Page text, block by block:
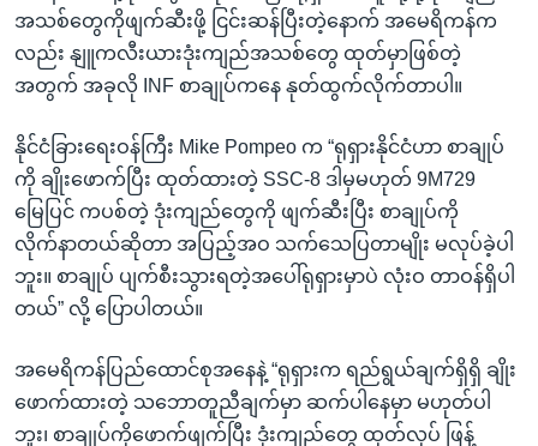
ကျော်
အသစ်တွေကိုဖျက်ဆီးဖို့ ငြင်းဆန်ပြီးတဲ့နောက် အမေရိကန်က
လည်း နျူကလီးယားဒုံးကျည်အသစ်တွေ ထုတ်မှာဖြစ်တဲ့
အတွက် အခုလို INF စာချုပ်ကနေ နုတ်ထွက်လိုက်တာပါ။
နိုင်ငံခြားရေးဝန်ကြီး Mike Pompeo က “ရုရှားနိုင်ငံဟာ စာချုပ်
ကို ချိုးဖောက်ပြီး ထုတ်ထားတဲ့ SSC-8 ဒါမှမဟုတ် 9M729
မြေပြင် ကပစ်တဲ့ ဒုံးကျည်တွေကို ဖျက်ဆီးပြီး စာချုပ်ကို
လိုက်နာတယ်ဆိုတာ အပြည့်အဝ သက်သေပြတာမျိုး မလုပ်ခဲ့ပါ
ဘူး။ စာချုပ် ပျက်စီးသွားရတဲ့အပေါ်ရုရှားမှာပဲ လုံးဝ တာဝန်ရှိပါ
တယ်” လို့ ပြောပါတယ်။
အမေရိကန်ပြည်ထောင်စုအနေနဲ့ “ရုရှားက ရည်ရွယ်ချက်ရှိရှိ ချိုး
ဖောက်ထားတဲ့ သဘောတူညီချက်မှာ ဆက်ပါနေမှာ မဟုတ်ပါ
ဘူး၊ စာချုပ်ကိုဖောက်ဖျက်ပြီး ဒုံးကျည်တွေ ထုတ်လုပ် ဖြန့်